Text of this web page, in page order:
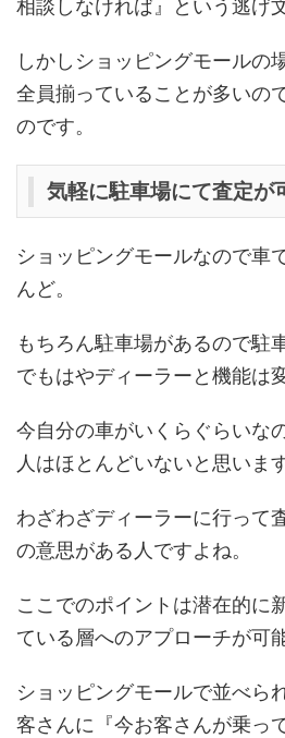
相談しなければ』という逃げ文
しかしショッピングモールの
全員揃っていることが多いの
のです。
気軽に駐車場にて査定が
ショッピングモールなので車
んど。
もちろん駐車場があるので駐
でもはやディーラーと機能は
今自分の車がいくらぐらいな
人はほとんどいないと思います
わざわざディーラーに行って
の意思がある人ですよね。
ここでのポイントは潜在的に
ている層へのアプローチが可
ショッピングモールで並べら
客さんに『今お客さんが乗っ